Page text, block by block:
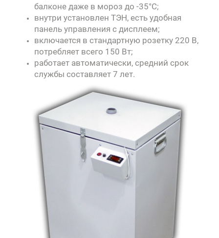
балконе даже в мороз до -35°C;
внутри установлен ТЭН, есть удобная
панель управления с дисплеем;
включается в стандартную розетку 220 В,
потребляет всего 150 Вт;
работает автоматически, средний срок
службы составляет 7 лет.